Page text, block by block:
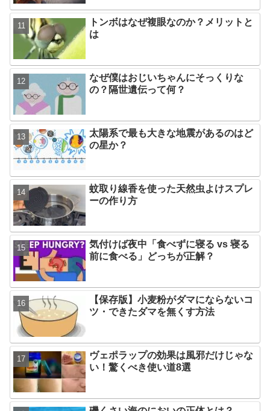
トンボはなぜ複眼なのか？メリットと
は
なぜ僕はおじいちゃんにそっくりな
の？隔世遺伝って何？
太陽系で最も大きな地震があるのはど
の星か？
蚊取り線香を使った天然虫よけスプレ
ーの作り方
気付けば夜中「食べずに寝る vs 寝る
前に食べる」どっちが正解？
【保存版】小麦粉がダマにならないコ
ツ・できたダマを無くす方法
ヴェポラップの効果は風邪だけじゃな
い！驚くべき使い道8選